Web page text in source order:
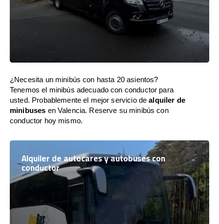
¿Necesita un minibús con hasta 20 asientos?
Tenemos el minibús adecuado con conductor para
usted. Probablemente el mejor servicio dealquiler de
minibuses en Valencia. Reserve su minibús con
conductor hoy mismo.
Alquiler de autocares y autobuses con
conductor